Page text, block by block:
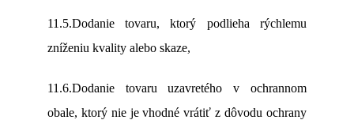
11.5.Dodanie tovaru, ktorý podlieha rýchlemu
zníženiu kvality alebo skaze,
11.6.Dodanie tovaru uzavretého v ochrannom
obale, ktorý nie je vhodné vrátiť z dôvodu ochrany